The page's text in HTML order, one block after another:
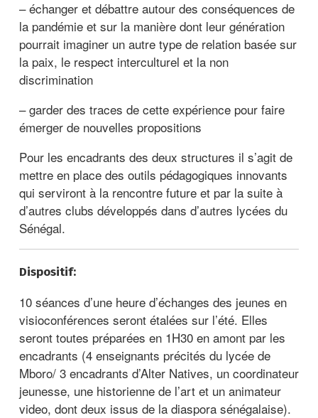
– échanger et débattre autour des conséquences de
la pandémie et sur la manière dont leur génération
pourrait imaginer un autre type de relation basée sur
la paix, le respect interculturel et la non
discrimination
– garder des traces de cette expérience pour faire
émerger de nouvelles propositions
Pour les encadrants des deux structures il s’agit de
mettre en place des outils pédagogiques innovants
qui serviront à la rencontre future et par la suite à
d’autres clubs développés dans d’autres lycées du
Sénégal.
Dispositif:
10 séances d’une heure d’échanges des jeunes en
visioconférences seront étalées sur l’été. Elles
seront toutes préparées en 1H30 en amont par les
encadrants (4 enseignants précités du lycée de
Mboro/ 3 encadrants d’Alter Natives, un coordinateur
jeunesse, une historienne de l’art et un animateur
video, dont deux issus de la diaspora sénégalaise).